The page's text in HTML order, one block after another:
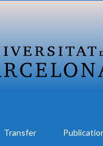
Transfer